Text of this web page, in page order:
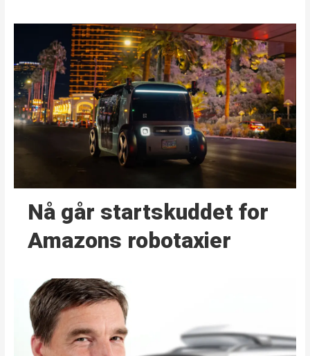
Nå går start­skuddet for
Amazons robotaxier